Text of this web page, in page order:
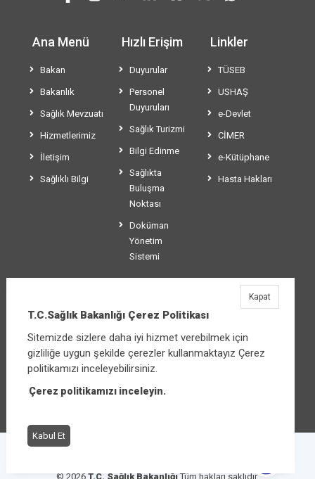
Ana Menü
Bakan
Bakanlık
Sağlık Mevzuatı
Hizmetlerimiz
İletişim
Sağlıklı Bilgi
Hızlı Erişim
Duyurular
Personel
Duyuruları
Sağlık Turizmi
Bilgi Edinme
Sağlıkta
Buluşma
Noktası
Doküman
Yönetim
Sistemi
Linkler
TÜSEB
USHAŞ
e-Devlet
CİMER
e-Kütüphane
Hasta Hakları
T.C.Sağlık Bakanlığı
Üniversiteler Mahallesi Şehit Mehmet Bayraktar
Caddesi No:3 Çankaya/Ankara
Santral:+90 312 585 10 00
© 2026 T.C. Sağlık BakanlığıTüm hakları saklıdır.
T.C.Sağlık Bakanlığı Çerez Politikası
Sitemizde sizlere daha iyi hizmet verebilmek için
gizliliğe uygun şekilde çerezler kullanmaktayız Çerez
politikamızı inceleyebilirsiniz.
Çerez politikamızı inceleyin.
Kabul Et
Kapat